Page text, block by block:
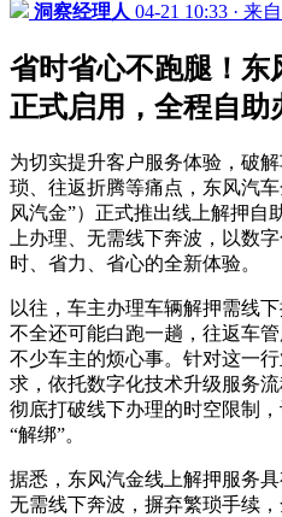
洞察经理人 04-21 10:33 · 来
省时省心不跑腿！东
正式启用，全程自助
为切实提升客户服务体验，破
琐、往返折腾等痛点，东风汽
风汽金”）正式推出线上解押自
上办理、无需线下奔波，以数
时、省力、省心的全新体验。
以往，车主办理车辆解押需线
不全还可能白跑一趟，往返车
不少车主的烦心事。针对这一
求，依托数字化技术升级服务
彻底打破线下办理的时空限制
“解绑”。
据悉，东风汽金线上解押服务
无需线下奔波，摒弃繁琐手续